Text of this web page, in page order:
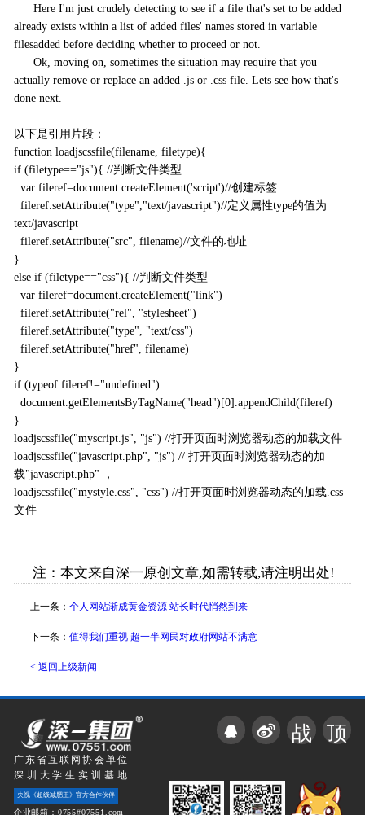
Here I'm just crudely detecting to see if a file that's set to be added
already exists within a list of added files' names stored in variable
filesadded before deciding whether to proceed or not.
Ok, moving on, sometimes the situation may require that you
actually remove or replace an added .js or .css file. Lets see how that's
done next.
以下是引用片段：
function loadjscssfile(filename, filetype){
if (filetype=="js"){ //判断文件类型
var fileref=document.createElement('script')//创建标签
fileref.setAttribute("type","text/javascript")//定义属性type的值为
text/javascript
fileref.setAttribute("src", filename)//文件的地址
}
else if (filetype=="css"){ //判断文件类型
var fileref=document.createElement("link")
fileref.setAttribute("rel", "stylesheet")
fileref.setAttribute("type", "text/css")
fileref.setAttribute("href", filename)
}
if (typeof fileref!="undefined")
document.getElementsByTagName("head")[0].appendChild(fileref)
}
loadjscssfile("myscript.js", "js") //打开页面时浏览器动态的加载文件
loadjscssfile("javascript.php", "js") // 打开页面时浏览器动态的加
载"javascript.php" ，
loadjscssfile("mystyle.css", "css") //打开页面时浏览器动态的加载.css
文件
注：本文来自深一原创文章,如需转载,请注明出处!
上一条： 个人网站渐成黄金资源 站长时代悄然到来
下一条： 值得我们重视 超一半网民对政府网站不满意
< 返回上级新闻
广东省互联网协会单位
深圳大学生实训基地
央视《超级减肥王》官方合作伙伴
企业邮箱：0755#07551.com
战 顶